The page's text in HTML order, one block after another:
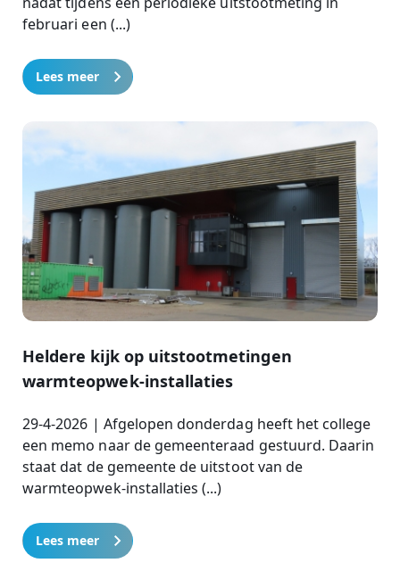
februari een (...)
Lees meer
Heldere kijk op uitstootmetingen
warmteopwek-installaties
29-4-2026 | Afgelopen donderdag heeft het college
een memo naar de gemeenteraad gestuurd. Daarin
staat dat de gemeente de uitstoot van de
warmteopwek-installaties (...)
Lees meer